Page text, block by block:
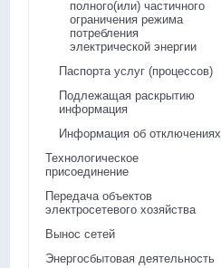
полного(или) частичного
ограничения режима
потребления
электрической энергии
Паспорта услуг (процессов)
Подлежащая раскрытию
информация
Информация об отключениях
Технологическое
присоединение
Передача объектов
электросетевого хозяйства
Вынос сетей
Энергосбытовая деятельность